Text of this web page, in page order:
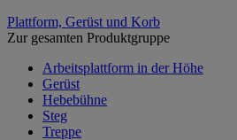
Plattform, Gerüst und Korb
Zur gesamten Produktgruppe
Arbeitsplattform in der Höhe
Gerüst
Hebebühne
Steg
Treppe